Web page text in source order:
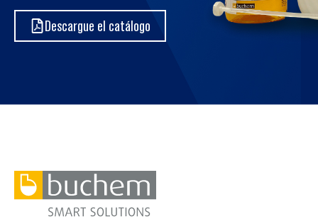
Descargue el catálogo